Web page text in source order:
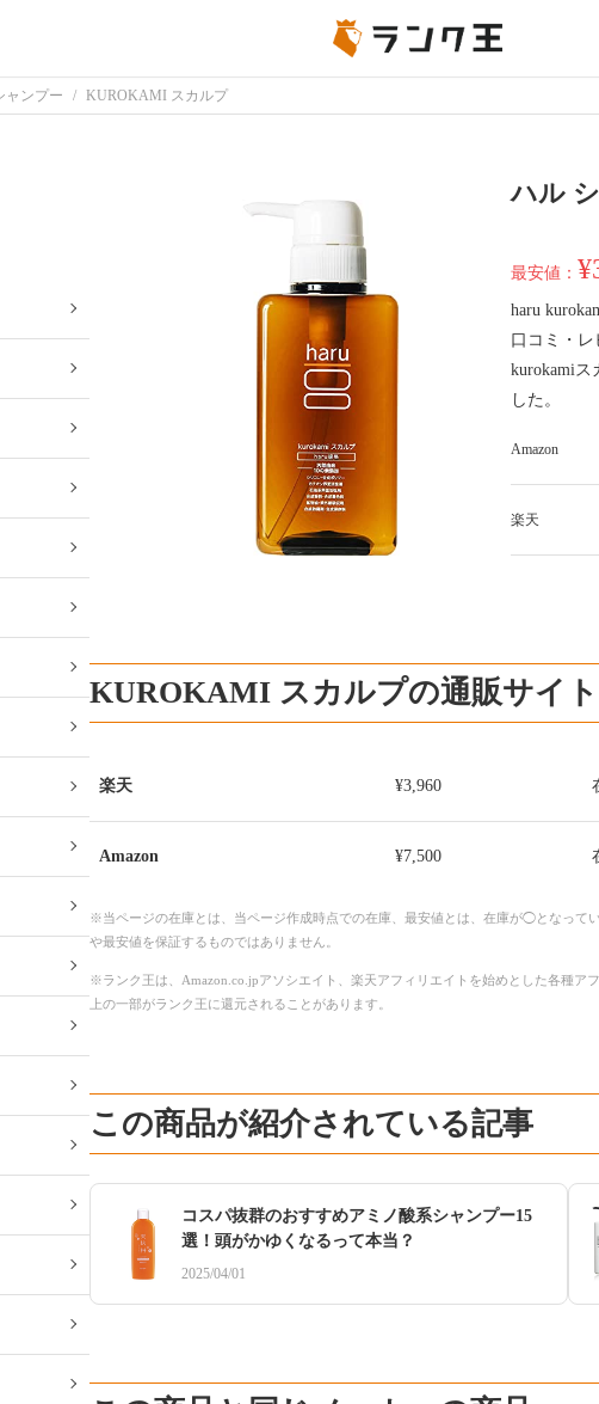
ャンプー KUROKAMI スカルプ
ハル
最安値：
haru
口コミ・
kurokamiス
した。
Amazon
楽天
KUROKAMI スカルプの通販サイ
楽天 ¥3,960
Amazon ¥7,500
※当ページの在庫とは、当ページ作成時点での在庫、最安値とは、在庫が◯となって
や最安値を保証するものではありません。
※ランク王は、Amazon.co.jpアソシエイト、楽天アフィリエイトを始めとした各種ア
上の一部がランク王に還元されることがあります。
この商品が紹介されている記事
コスパ抜群のおすすめアミノ酸系シャンプー15
選！頭がかゆくなるって本当？
2025/04/01